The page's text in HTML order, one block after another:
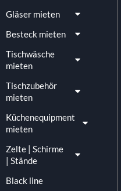
Gläser mieten
Besteck mieten
Tischwäsche
mieten
Tischzubehör
mieten
Küchenequipment
mieten
Zelte | Schirme
| Stände
Black line